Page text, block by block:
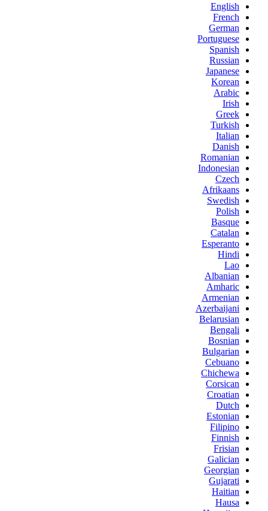
English
French
German
Portuguese
Spanish
Russian
Japanese
Korean
Arabic
Irish
Greek
Turkish
Italian
Danish
Romanian
Indonesian
Czech
Afrikaans
Swedish
Polish
Basque
Catalan
Esperanto
Hindi
Lao
Albanian
Amharic
Armenian
Azerbaijani
Belarusian
Bengali
Bosnian
Bulgarian
Cebuano
Chichewa
Corsican
Croatian
Dutch
Estonian
Filipino
Finnish
Frisian
Galician
Georgian
Gujarati
Haitian
Hausa